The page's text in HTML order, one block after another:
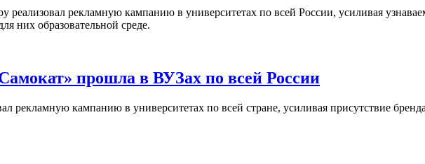
реализовал рекламную кампанию в университетах по всей России, усиливая
них образовательной среде.
прошла в ВУЗах по всей России
рекламную кампанию в университетах по всей стране, усиливая присутствие